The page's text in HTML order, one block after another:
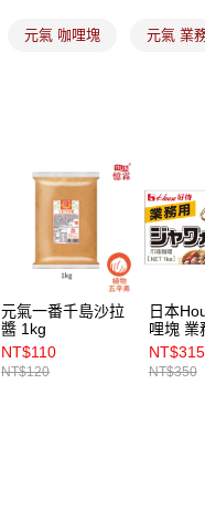
7-11取貨(5kg以內，尺寸不超
付款後門市自取
免運費
元氣 咖哩塊 元氣 業
元氣一番千島沙拉
醬 1kg
NT$110
NT$120
日本
哩塊 業
NT$315
NT$350